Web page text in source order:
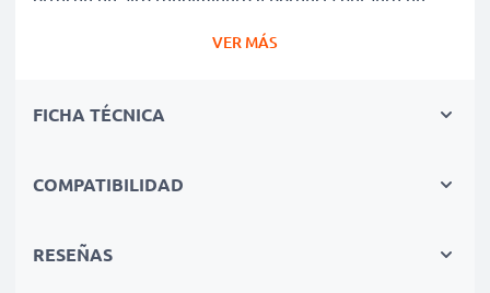
gran número de ciclos de carga, así como tiempos de
Como especialistas en baterías de alta calidad desde
estrictas y rigurosas pruebas durante todo el proceso
VER MÁS
FICHA TÉCNICA
COMPATIBILIDAD
RESEÑAS